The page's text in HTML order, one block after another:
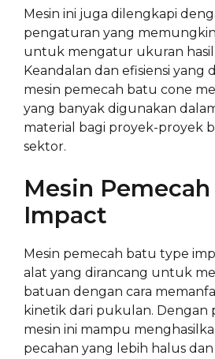
Mesin ini juga dilengkapi
pengaturan yang
untuk mengatur ukuran hasil
Keandalan dan efisiensi yang
mesin pemecah batu cone
yang banyak digunakan
material bagi proyek-proyek
sektor.
Mesin
Impact
Mesin pemecah batu type
alat yang dirancang untuk
batuan dengan cara
kinetik dari pukulan. Dengan
mesin ini mampu
pecahan yang lebih halus dan